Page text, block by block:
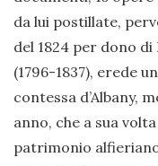
da lui postillate,
del 1824 per dono di
(1796-1837), erede
contessa d’Albany,
anno, che a sua
patrimonio